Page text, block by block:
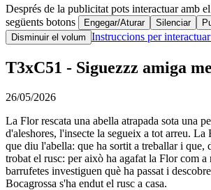
Després de la publicitat pots interactuar amb
següents botons
Engegar/Aturar Silenciar
Disminuir el volum Instruccions per
T3xC51 - Siguezzz amiga
26/05/2026
La Flor rescata una abella atrapada sota una
d'aleshores, l'insecte la segueix a tot arreu.
que diu l'abella: que ha sortit a treballar i que,
trobat el rusc: per això ha agafat la Flor com a
barrufetes investiguen què ha passat i
Bocagrossa s'ha endut el rusc a casa.